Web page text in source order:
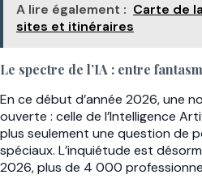
A lire également : Carte de
sites et itinéraires
Le spectre de l’IA : entre
En ce début d’année 2026, une
ouverte : celle de l’Intelligence
plus seulement une question de
spéciaux. L’inquiétude est
2026, plus de 4 000